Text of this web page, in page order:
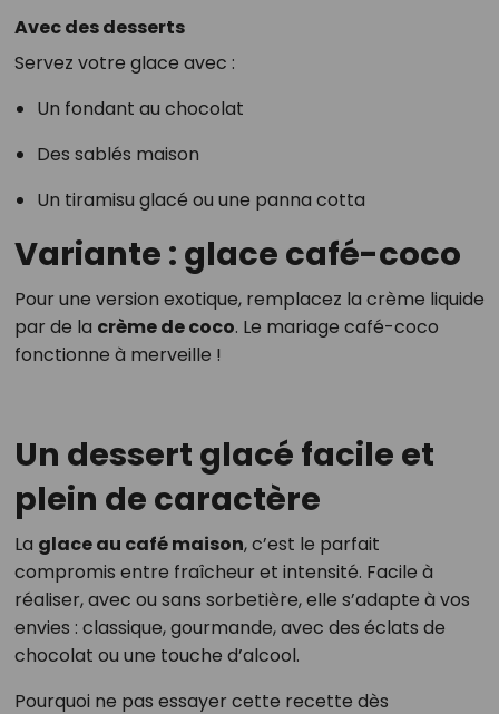
Avec des desserts
Servez votre glace avec :
Un fondant au chocolat
Des sablés maison
Un tiramisu glacé ou une panna cotta
Variante : glace café-coco
Pour une version exotique, remplacez la crème liquide
par de la crème de coco. Le mariage café-coco
fonctionne à merveille !
Un dessert glacé facile et
plein de caractère
La glace au café maison, c’est le parfait
compromis entre fraîcheur et intensité. Facile à
réaliser, avec ou sans sorbetière, elle s’adapte à vos
envies : classique, gourmande, avec des éclats de
chocolat ou une touche d’alcool.
Pourquoi ne pas essayer cette recette dès